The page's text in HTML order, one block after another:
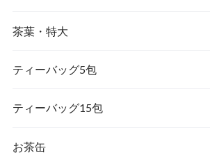
『梨山烏龍茶』
『金萱茶』
『茉莉花茶（ジャスミン茶）』
茶葉・特大
ティーバッグ5包
ティーバッグ15包
お茶缶